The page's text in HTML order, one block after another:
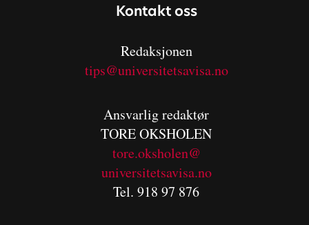
Kontakt oss
Redaksjonen
tips@universitetsavisa.no
Ansvarlig redaktør
TORE OKSHOLEN
tore.oksholen@
universitetsavisa.no
Tel. 918 97 876